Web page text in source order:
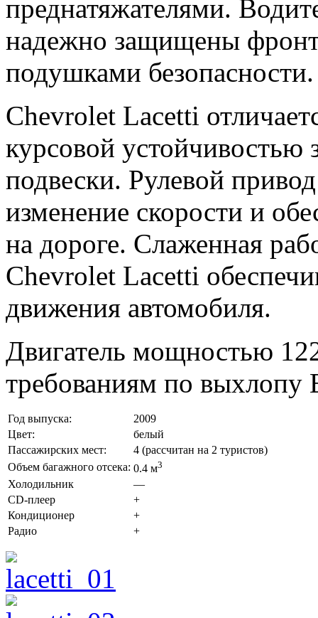
преднатяжателями.
надежно защищены
подушками безопасности.
Chevrolet Lacetti
курсовой устойчивостью
подвески. Рулевой
изменение скорости и
на дороге. Слаженная
Chevrolet Lacetti
движения автомобиля.
Двигатель мощностью
требованиям по выхлопу
Год выпуска:
2009
Цвет:
белый
Пассажирских мест:
4 (рассчитан на 2 туристов)
Объем багажного отсека: 0.4 м3
Холодильник
—
CD-плеер
+
Кондиционер
+
Радио
+